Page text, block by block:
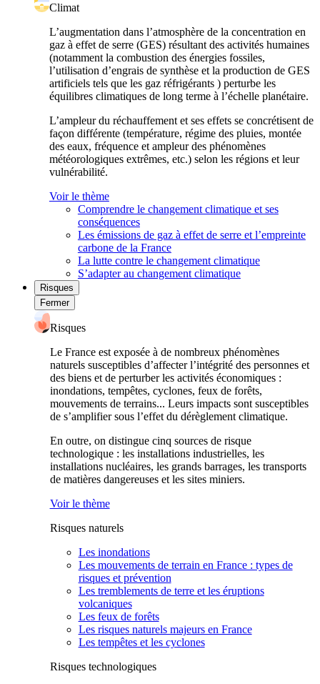
Climat
L’augmentation dans l’atmosphère de la concentration en
gaz à effet de serre (GES) résultant des activités humaines
(notamment la combustion des énergies fossiles,
l’utilisation d’engrais de synthèse et la production de GES
artificiels tels que les gaz réfrigérants ) perturbe les
équilibres climatiques de long terme à l’échelle planétaire.
L’ampleur du réchauffement et ses effets se concrétisent de
façon différente (température, régime des pluies, montée
des eaux, fréquence et ampleur des phénomènes
météorologiques extrêmes, etc.) selon les régions et leur
vulnérabilité.
Voir le thème
Comprendre le changement climatique et ses
conséquences
Les émissions de gaz à effet de serre et l’empreinte
carbone de la France
La lutte contre le changement climatique
S’adapter au changement climatique
Risques
Fermer
Risques
Le France est exposée à de nombreux phénomènes
naturels susceptibles d’affecter l’intégrité des personnes et
des biens et de perturber les activités économiques :
inondations, tempêtes, cyclones, feux de forêts,
mouvements de terrains... Leurs impacts sont susceptibles
de s’amplifier sous l’effet du dérèglement climatique.
En outre, on distingue cinq sources de risque
technologique : les installations industrielles, les
installations nucléaires, les grands barrages, les transports
de matières dangereuses et les sites miniers.
Voir le thème
Risques naturels
Les inondations
Les mouvements de terrain en France : types de
risques et prévention
Les tremblements de terre et les éruptions
volcaniques
Les feux de forêts
Les risques naturels majeurs en France
Les tempêtes et les cyclones
Risques technologiques